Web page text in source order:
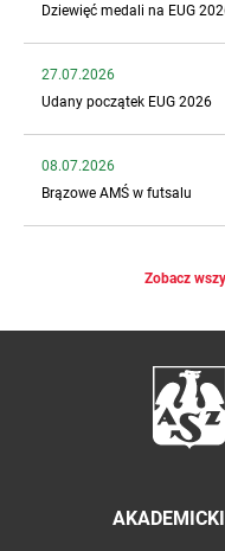
Dziewięć medali na EUG
27.07.2026
Udany początek EUG 2026
08.07.2026
Brązowe AMŚ w futsalu
Zobacz